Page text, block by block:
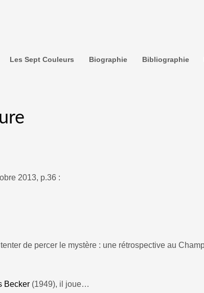
Les Sept Couleurs Biographie Bibliographie
2013, p.36 :
de percer le mystère : une rétrospective au
Becker (1949), il joue…